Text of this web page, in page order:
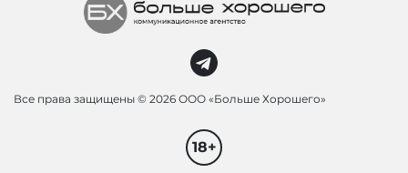
Все права защищены © 2026 ООО «Больше Хорошего»
18+